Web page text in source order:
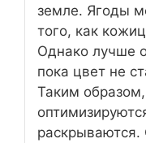
земле. Ягоды
того, как
Однако лучше
пока цвет не
Таким